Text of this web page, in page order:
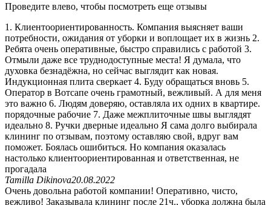
Проведите влево, чтобы посмотреть еще отзывы
1. Клиентоориентированность. Компания выясняет ваши
потребности, ожидания от уборки и воплощает их в жизнь 2.
Ребята очень оперативные, быстро справились с работой 3.
Отмыли даже все труднодоступные места! Я думала, что
духовка безнадёжна, но сейчас выглядит как новая.
Индукционная плита сверкает 4. Буду обращаться вновь 5.
Оператор в Вотсапе очень грамотный, вежливый. А для меня
это важно 6. Людям доверяю, оставляла их одних в квартире.
порядочные рабочие 7. Даже межплиточные швы выглядят
идеально 8. Ручки дверные идеально Я сама долго выбирала
клининг по отзывам, поэтому оставляю свой, вдруг вам
поможет. Боялась ошибиться. Но компания оказалась
настолько клиентоориентированная и ответственная, не
прогадала
Tamilla Dikinova20.08.2022
Очень довольна работой компании! Оперативно, чисто,
вежливо! Заказывала клининг после 21ч., уборка должна была